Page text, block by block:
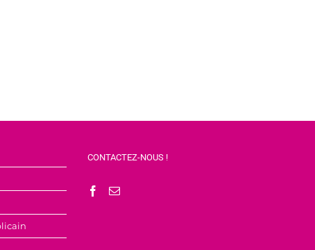
CONTACTEZ-NOUS !